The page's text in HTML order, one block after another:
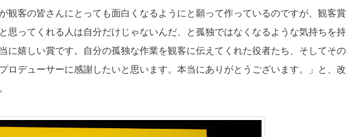
観客の皆さんにとっても面白くなるようにと願って作っているのですが、観客賞
思ってくれる人は自分だけじゃないんだ、と孤独ではなくなるような気持ちを持
に嬉しい賞です。自分の孤独な作業を観客に伝えてくれた役者たち、そしてその
ロデューサーに感謝したいと思います。本当にありがとうございます。」と、改